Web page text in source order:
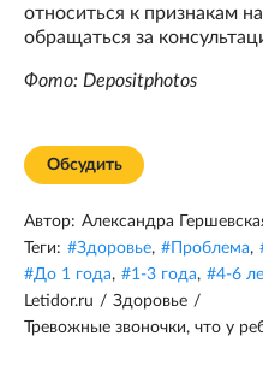
относиться к признакам
обращаться за
Фото: Depositphotos
Обсудить
Автор: Александра
Теги: #Здоровье, # Проблема,
#До 1 года, #1-3 года, #4-6
Letidor.ru / Здоровье /
Тревожные звоночки, что у